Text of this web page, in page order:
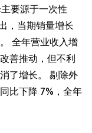
要源于一次性
，当期销量增长
全年营业收入增
善推动，但不利
了增长。 剔除外
比下降 7%，全年